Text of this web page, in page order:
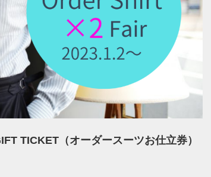
TICKET（オーダースーツお仕立券）